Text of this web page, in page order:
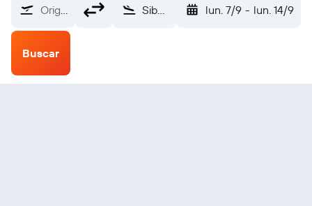
Origen Siborong-Borong Silangit (DTB) lun. 7/9 - lun. 14/9
Buscar